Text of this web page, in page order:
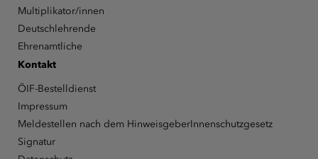
Multiplikator/innen
Deutschlehrende
Ehrenamtliche
Kontakt
ÖIF-Bestelldienst
Impressum
Meldestellen nach dem HinweisgeberInnenschutzgesetz
Signatur